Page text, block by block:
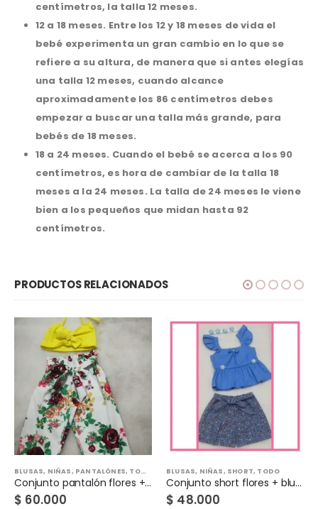
centímetros, la talla 12 meses.
12 a 18 meses. Entre los 12 y 18 meses de vida el
bebé experimenta un gran cambio en lo que se
refiere a su altura, de manera que si antes elegías
una talla 12 meses, cuando alcance
aproximadamente los 86 centímetros debes
empezar a buscar una talla más grande, para
bebés de 18 meses.
18 a 24 meses. Cuando el bebé se acerca a los 90
centímetros, es hora de cambiar de la talla 18
meses a la 24 meses. La talla de 24 meses le viene
bien a los pequeños que midan hasta 92
centímetros.
PRODUCTOS RELACIONADOS
BLUSAS, NIÑAS, SHORT,TODO
Conjunto short flores + blusa azul
$ 48.000
TODO,DESTACADOS,FALDAS,
Conjunto Jardinera Chambray
$ 55.000